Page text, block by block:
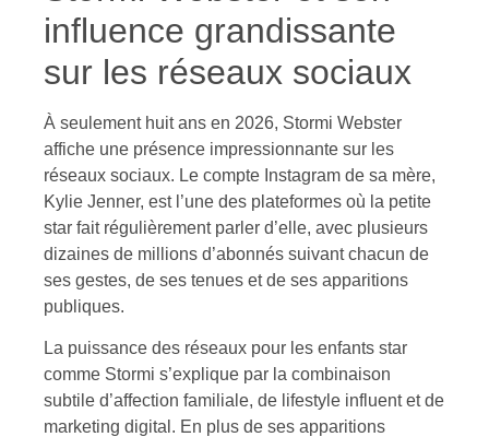
influence grandissante
sur les réseaux sociaux
À seulement huit ans en 2026, Stormi Webster
affiche une présence impressionnante sur les
réseaux sociaux. Le compte Instagram de sa mère,
Kylie Jenner, est l’une des plateformes où la petite
star fait régulièrement parler d’elle, avec plusieurs
dizaines de millions d’abonnés suivant chacun de
ses gestes, de ses tenues et de ses apparitions
publiques.
La puissance des réseaux pour les enfants star
comme Stormi s’explique par la combinaison
subtile d’affection familiale, de lifestyle influent et de
marketing digital. En plus de ses apparitions